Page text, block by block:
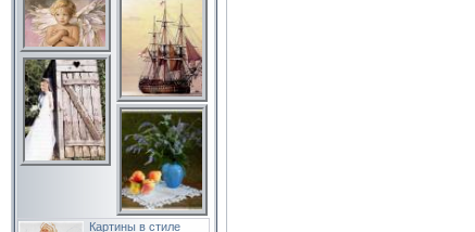
Картины в стиле